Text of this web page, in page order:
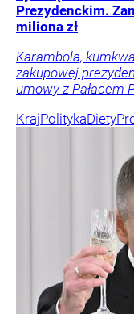
Prezydenckim.
miliona zł
Karambola,
zakupowej
umowy z Pałacem
KrajPolitykaDiety